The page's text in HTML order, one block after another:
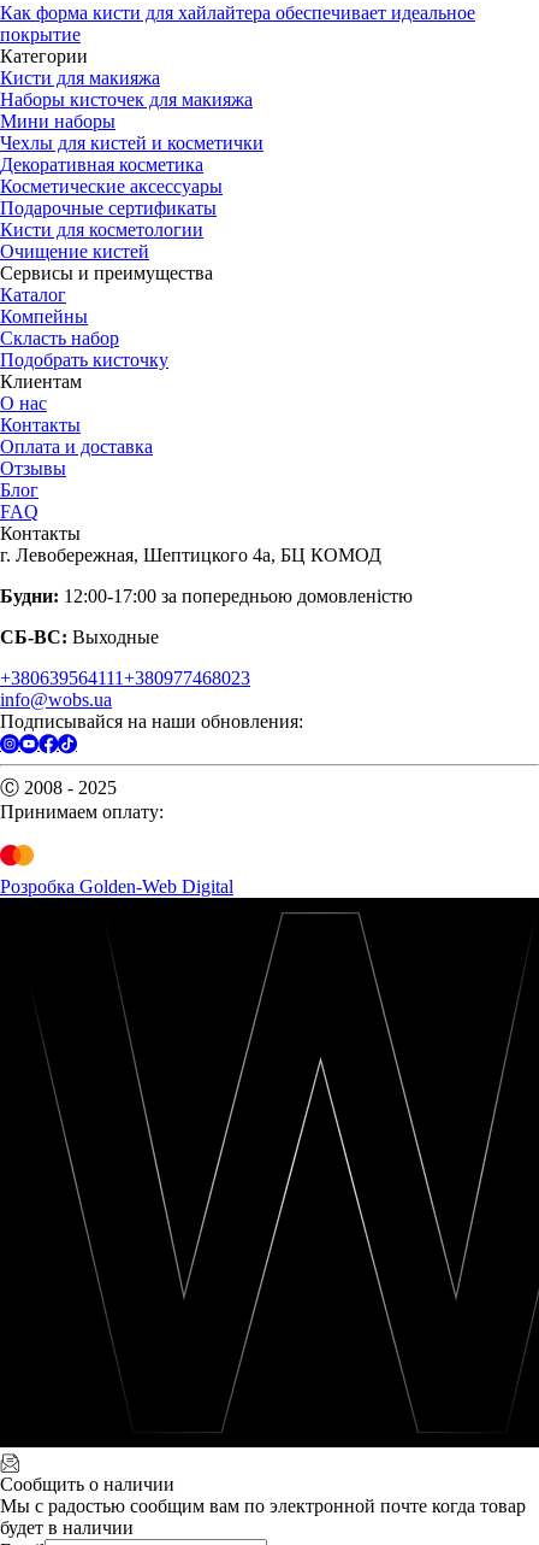
Как форма кисти для хайлайтера обеспечивает идеальное
покрытие
Категории
Кисти для макияжа
Наборы кисточек для макияжа
Мини наборы
Чехлы для кистей и косметички
Декоративная косметика
Косметические аксессуары
Подарочные сертификаты
Кисти для косметологии
Очищение кистей
Сервисы и преимущества
Каталог
Компейны
Скласть набор
Подобрать кисточку
Клиентам
О нас
Контакты
Оплата и доставка
Отзывы
Блог
FAQ
Контакты
г. Левобережная, Шептицкого 4а, БЦ КОМОД
Будни: 12:00-17:00 за попередньою домовленістю
СБ-ВС: Выходные
+380639564111+380977468023
info@wobs.ua
Подписывайся на наши обновления:
Ⓒ 2008 - 2025
Принимаем оплату:
Розробка Golden-Web Digital
Сообщить о наличии
Мы с радостью сообщим вам по электронной почте когда товар
будет в наличии